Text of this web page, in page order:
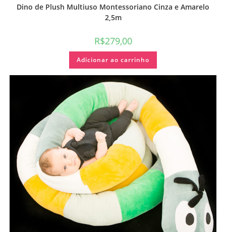
Dino de Plush Multiuso Montessoriano Cinza e Amarelo
2,5m
R$279,00
Adicionar ao carrinho